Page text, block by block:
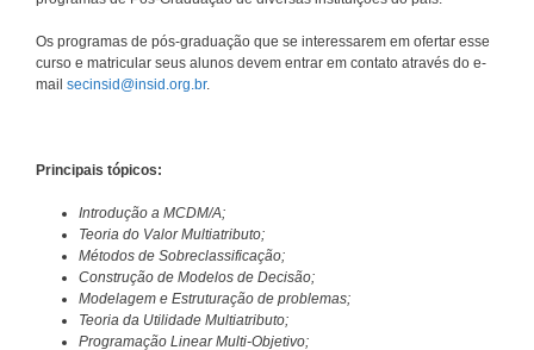
Os programas de pós-graduação que se interessarem em ofertar esse
curso e matricular seus alunos devem entrar em contato através do e-
mail secinsid@insid.org.br.
Principais tópicos:
Introdução a MCDM/A;
Teoria do Valor Multiatributo;
Métodos de Sobreclassificação;
Construção de Modelos de Decisão;
Modelagem e Estruturação de problemas;
Teoria da Utilidade Multiatributo;
Programação Linear Multi-Objetivo;